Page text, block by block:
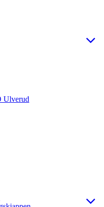
Ulverud